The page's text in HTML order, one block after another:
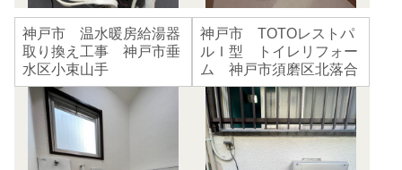
神戸市 温水暖房給湯器
取り換え工事 神戸市垂
水区小束山手
神戸市 TOTOレストパ
ルＩ型 トイレリフォー
ム 神戸市須磨区北落合